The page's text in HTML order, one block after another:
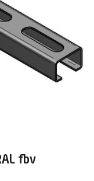
fbv